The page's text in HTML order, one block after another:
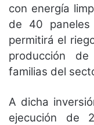
con energía
de 40 paneles
permitirá el
producción
familias del
A dicha
ejecución de